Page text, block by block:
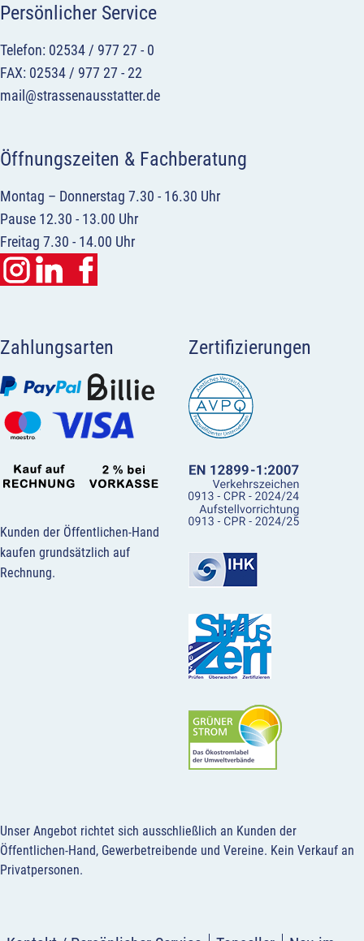
Persönlicher Service
Telefon: 02534 / 977 27 - 0
FAX: 02534 / 977 27 - 22
mail@strassenausstatter.de
Öffnungszeiten & Fachberatung
Montag – Donnerstag 7.30 - 16.30 Uhr
Pause 12.30 - 13.00 Uhr
Freitag 7.30 - 14.00 Uhr
Zahlungsarten
Kunden der Öffentlichen-Hand
kaufen grundsätzlich auf
Rechnung.
Zertifizierungen
Unser Angebot richtet sich ausschließlich an Kunden der
Öffentlichen-Hand, Gewerbetreibende und Vereine. Kein Verkauf an
Privatpersonen.